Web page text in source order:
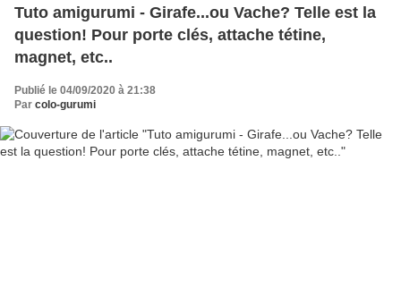
Tuto amigurumi - Girafe...ou Vache? Telle est la
question! Pour porte clés, attache tétine,
magnet, etc..
Publié le 04/09/2020 à 21:38
Par colo-gurumi